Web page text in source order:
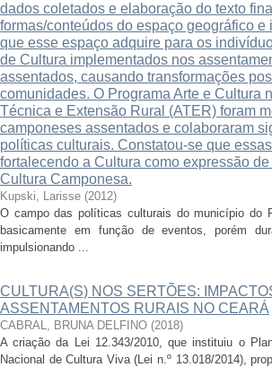
dados coletados e elaboração do texto
formas/conteúdos do espaço geográfico
que esse espaço adquire para os
de Cultura implementados nos
assentados, causando transformações
comunidades. O Programa Arte e Cultura
Técnica e Extensão Rural (ATER) foram
camponeses assentados e colaboraram
políticas culturais. Constatou-se que
fortalecendo a Cultura como expressão
Cultura Camponesa.
Kupski, Larisse (2012)
O campo das políticas culturais do município do
basicamente em função de eventos, porém
impulsionando ...
CULTURA(S) NOS SERTÕES:
ASSENTAMENTOS RURAIS NO CEARÁ
CABRAL, BRUNA DELFINO (2018)
A criação da Lei 12.343/2010, que instituiu o
Nacional de Cultura Viva (Lei n.º 13.018/2014),